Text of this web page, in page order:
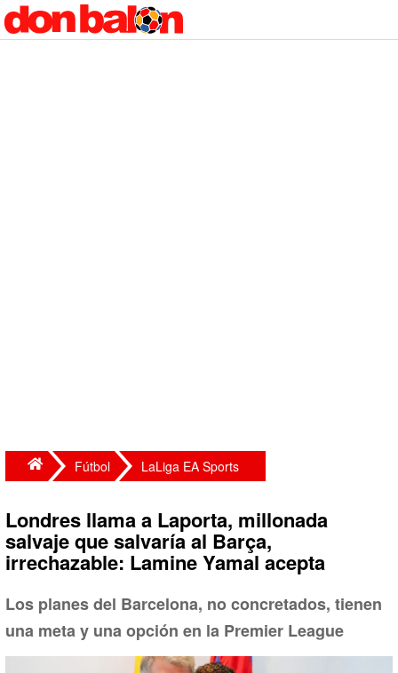
Fútbol LaLiga EA Sports
Londres llama a Laporta, millonada
salvaje que salvaría al Barça,
irrechazable: Lamine Yamal acepta
Los planes del Barcelona, no concretados, tienen
una meta y una opción en la Premier League